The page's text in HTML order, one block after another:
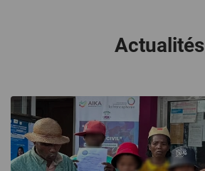
Actualités